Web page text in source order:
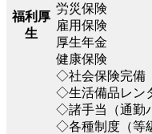
福利厚
生
労災保険
雇用保険
厚生年金
健康保険
◇社会保険
◇生活備品
◇諸手当（通勤
◇各種制度（等